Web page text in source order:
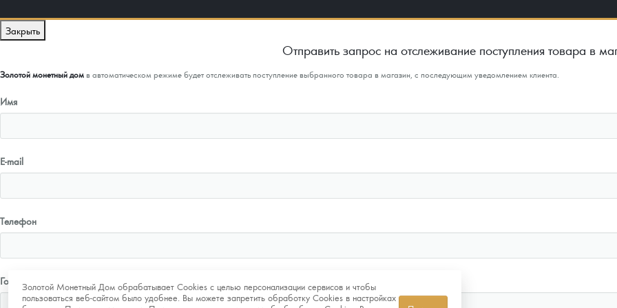
Золотой Монетный Дом обрабатывает Cookies с целью персонализации сервисов и чтобы
пользоваться веб-сайтом было удобнее. Вы можете запретить обработку Cookies в настройках
Закрыть
Отправить запрос на отслеживание поступления товара в
Золотой монетный домв автоматическом режиме будет отслеживать поступление выбранного товара в магазин, с последующим уведомлением клиента.
Имя
E-mail
Телефон
Город